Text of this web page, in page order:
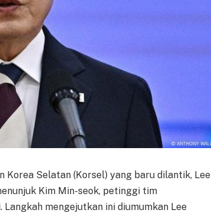
Korea Selatan (Korsel) yang baru dilantik, Lee
Kim Min-seok, petinggi tim
mengejutkan ini diumumkan Lee